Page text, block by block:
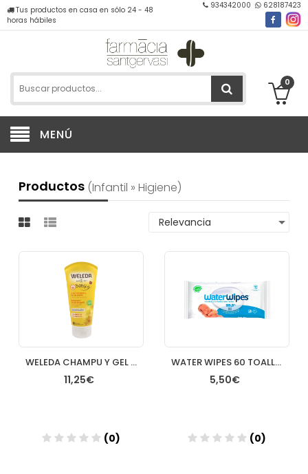
Tus productos en casa en sólo 24 - 48
horas hábiles
934342000 628187423
0
MENÚ
Productos (infantil » Higiene)
WELEDA CHAMPU Y GEL DE DUCHA CALENDULA 200 ML
11,25€
(0)
WATER WIPES 60 TOALLITAS
5,50€
(0)